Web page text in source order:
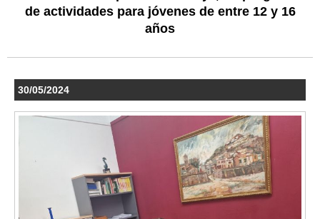
de actividades para jóvenes de entre 12 y 16
años
30/05/2024